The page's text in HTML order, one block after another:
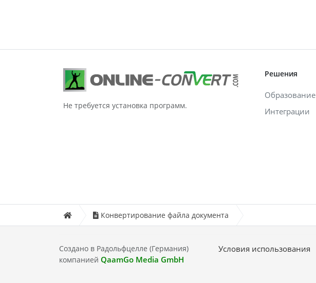
Не требуется установка программ.
Решения
Образование
Интеграции
Конвертирование файла документа
Создано в Радольфцелле (Германия)
компанией QaamGo Media GmbH
Условия использования